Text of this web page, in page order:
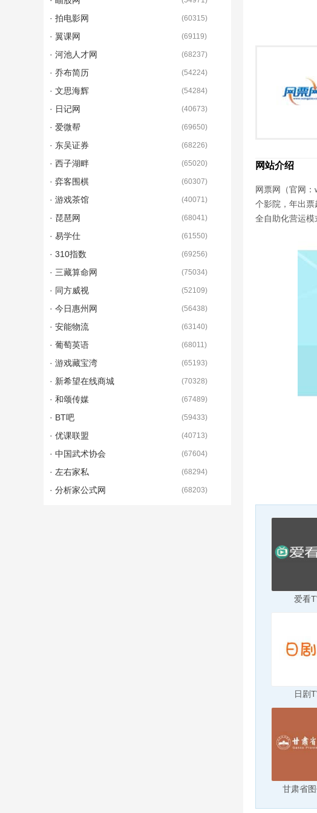
网站介绍
网票网（官网
个影院，年出
全自助化营运模
爱看
日剧
甘肃省
· 拍电影网 (60315)
· 翼课网 (69119)
· 河池人才网 (68237)
· 乔布简历 (54224)
· 文思海辉 (54284)
· 日记网 (40673)
· 爱微帮 (69650)
· 东吴证券 (68226)
· 西子湖畔 (65020)
· 弈客围棋 (60307)
· 游戏茶馆 (40071)
· 琵琶网 (68041)
· 易学仕 (61550)
· 310指数 (69256)
· 三藏算命网 (75034)
· 同方威视 (52109)
· 今日惠州网 (56438)
· 安能物流 (63140)
· 葡萄英语 (68011)
· 游戏藏宝湾 (65193)
· 新希望在线商城 (70328)
· 和颂传媒 (67489)
· BT吧 (59433)
· 优课联盟 (40713)
· 中国武术协会 (67604)
· 左右家私 (68294)
· 分析家公式网 (68203)